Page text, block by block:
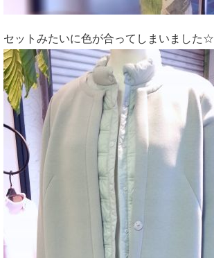
セットみたいに色が合ってしまいました☆